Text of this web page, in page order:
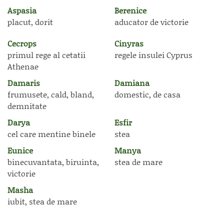
Aspasia
placut, dorit
Berenice
aducator de victorie
Cecrops
primul rege al cetatii
Athenae
Cinyras
regele insulei Cyprus
Damaris
frumusete, cald, bland,
demnitate
Damiana
domestic, de casa
Darya
cel care mentine binele
Esfir
stea
Eunice
binecuvantata, biruinta,
victorie
Manya
stea de mare
Masha
iubit, stea de mare